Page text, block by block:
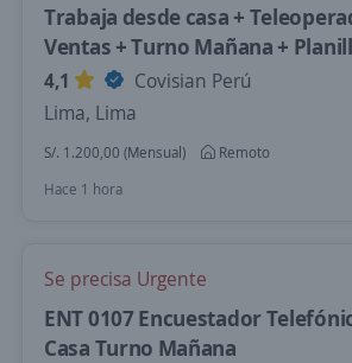
Trabaja desde casa +
Ventas + Turno Mañana +
4,1
Covisian Perú
Lima, Lima
S/. 1.200,00 (Mensual)
Remoto
Hace 1 hora
Se precisa Urgente
ENT 0107 Encuestador
Casa Turno Mañana